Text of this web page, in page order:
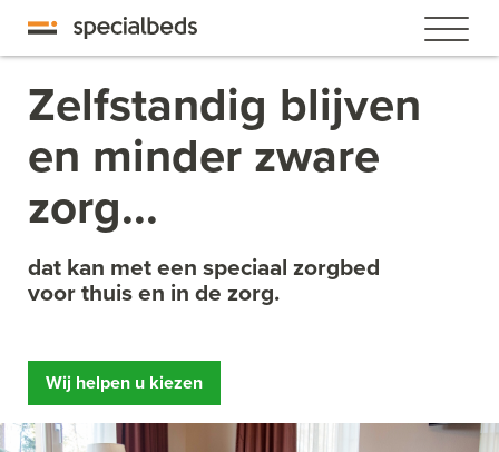
Zelfstandig blijven
en minder zware
zorg...
dat kan met een speciaal zorgbed
voor thuis en in de zorg.
Wij helpen u kiezen